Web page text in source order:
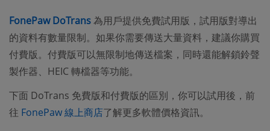
FonePaw DoTrans為用戶提供免費試用版，試用版對導出
的資料有數量限制。如果你需要傳送大量資料，建議你購買
付費版。付費版可以無限制地傳送檔案，同時還能解鎖鈴聲
製作器、HEIC 轉檔器等功能。
下面 DoTrans 免費版和付費版的區別，你可以試用後，前
往 FonePaw 線上商店了解更多軟體價格資訊。